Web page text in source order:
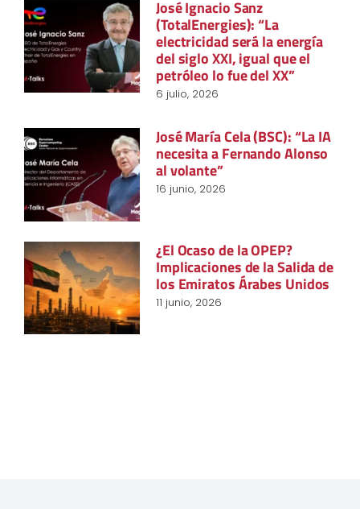
José Ignacio Sanz
(TotalEnergies): “La
electricidad será la energía
del siglo XXI, igual que el
petróleo lo fue del XX”
6 julio, 2026
José María Cela (BSC): “La IA
necesita a Fernando Alonso
al volante”
16 junio, 2026
¿El Ocaso de la OPEP?
Implicaciones de la Salida de
los Emiratos Árabes Unidos
11 junio, 2026